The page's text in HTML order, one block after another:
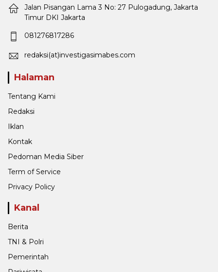
Jalan Pisangan Lama 3 No: 27 Pulogadung, Jakarta
Timur DKI Jakarta
081276817286
redaksi(at)investigasimabes.com
Halaman
Tentang Kami
Redaksi
Iklan
Kontak
Pedoman Media Siber
Term of Service
Privacy Policy
Kanal
Berita
TNI & Polri
Pemerintah